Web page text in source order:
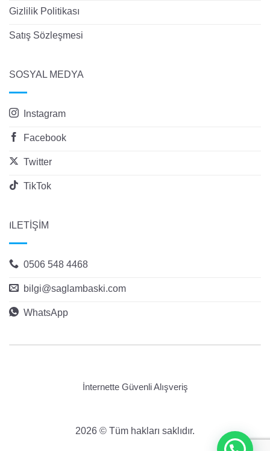
Gizlilik Politikası
Satış Sözleşmesi
SOSYAL MEDYA
Instagram
Facebook
Twitter
TikTok
İLETİŞİM
0506 548 4468
bilgi@saglambaski.com
WhatsApp
İnternette Güvenli Alışveriş
2026 © Tüm hakları saklıdır.